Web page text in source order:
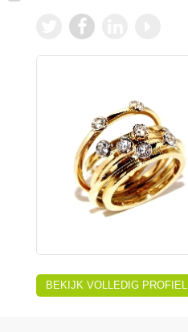
BEKIJK VOLLEDIG PROFIEL